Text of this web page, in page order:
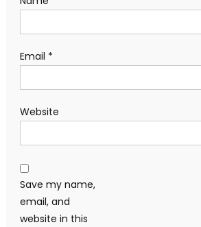
Email *
Website
Save my name,
email, and
website in this